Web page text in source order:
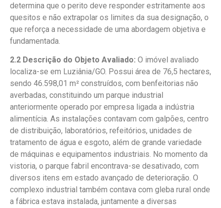
determina que o perito deve responder estritamente aos
quesitos e não extrapolar os limites da sua designação, o
que reforça a necessidade de uma abordagem objetiva e
fundamentada.
2.2 Descrição do Objeto Avaliado: O imóvel avaliado
localiza-se em Luziânia/GO. Possui área de 76,5 hectares,
sendo 46.598,01 m² construídos, com benfeitorias não
averbadas, constituindo um parque industrial
anteriormente operado por empresa ligada a indústria
alimentícia. As instalações contavam com galpões, centro
de distribuição, laboratórios, refeitórios, unidades de
tratamento de água e esgoto, além de grande variedade
de máquinas e equipamentos industriais. No momento da
vistoria, o parque fabril encontrava-se desativado, com
diversos itens em estado avançado de deterioração. O
complexo industrial também contava com gleba rural onde
a fábrica estava instalada, juntamente a diversas